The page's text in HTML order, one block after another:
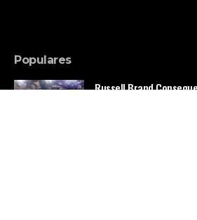
Populares
Russell Brand